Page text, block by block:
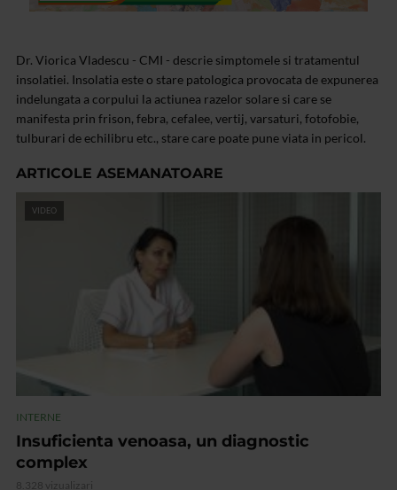
Dr. Viorica Vladescu - CMI - descrie simptomele si tratamentul
insolatiei. Insolatia este o stare patologica provocata de expunerea
indelungata a corpului la actiunea razelor solare si care se
manifesta prin frison, febra, cefalee, vertij, varsaturi, fotofobie,
tulburari de echilibru etc., stare care poate pune viata in pericol.
ARTICOLE ASEMANATOARE
VIDEO
INTERNE
Insuficienta venoasa, un diagnostic
complex
8.328 vizualizari